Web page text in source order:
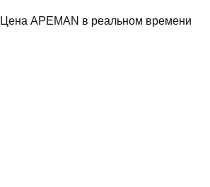
Цена APEMAN в реальном времени